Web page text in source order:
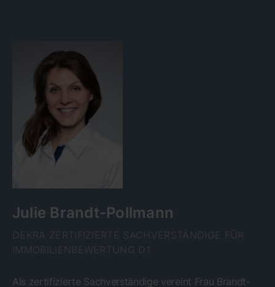
Julie Brandt-Pollmann
Als zertifizierte Sachverständige vereint Frau Brandt-